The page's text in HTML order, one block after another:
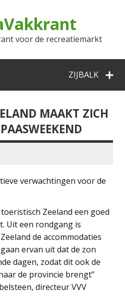
voor de recreatiemarkt
ZIJBALK
MAAKT ZICH
verwachtingen voor de
Zeeland een goed
Uit een rondgang is
de accommodaties
gaan ervan uit dat de zon
dagen, zodat dit ook de
de provincie brengt’’
directeur VVV